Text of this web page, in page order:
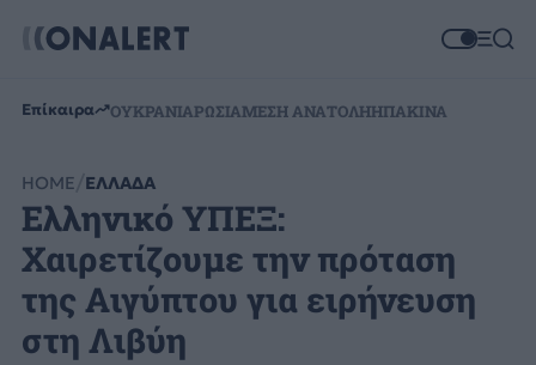
Επίκαιρα ΟΥΚΡΑΝΙΑΡΩΣΙΑΜΕΣΗ ΑΝΑΤΟΛΗΗΠΑΚΙΝΑ
HOME ΕΛΛΑΔΑ
Ελληνικό ΥΠΕΞ:
Χαιρετίζουμε την πρόταση
της Αιγύπτου για ειρήνευση
στη Λιβύη